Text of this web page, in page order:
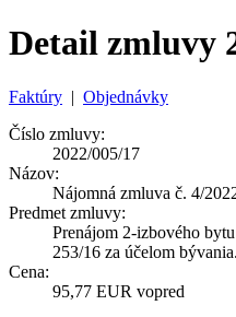
Detail zmluvy
Faktúry | Objednávky
Číslo zmluvy:
2022/005/17
Názov:
Nájomná zmluva č. 4/
Predmet zmluvy:
Prenájom 2-izbového
253/16 za účelom bývania.
Cena:
95,77 EUR vopred